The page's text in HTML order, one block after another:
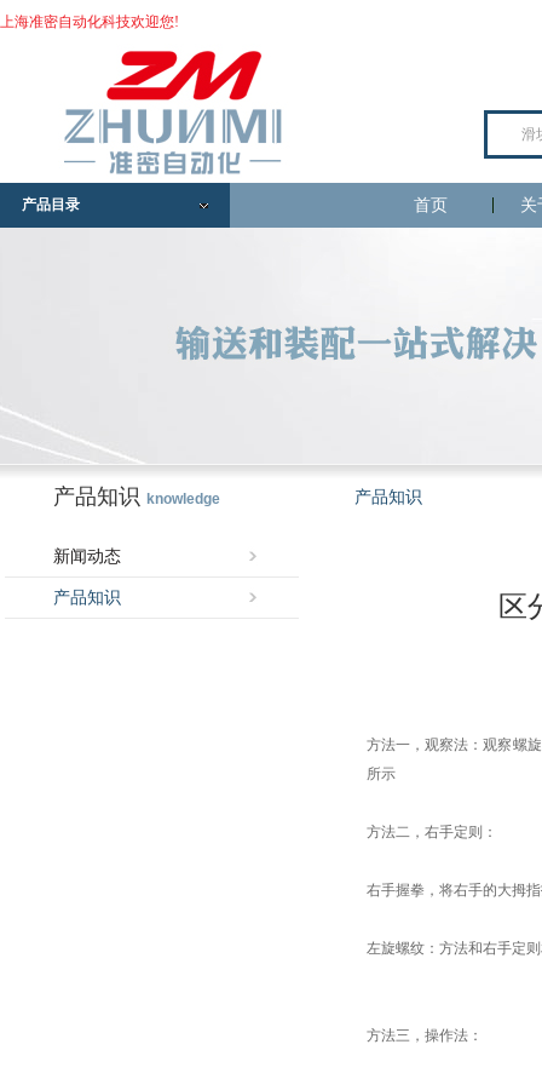
上海准密自动化科技欢迎您!
产品目录 首页 关
产品知识 knowledge
新闻动态
产品知识
产品知识
区
方法一，观察法：观察螺
所示
方法二，右手定则：
右手握拳，将右手的大拇
左旋螺纹：方法和右手定
方法三，操作法：